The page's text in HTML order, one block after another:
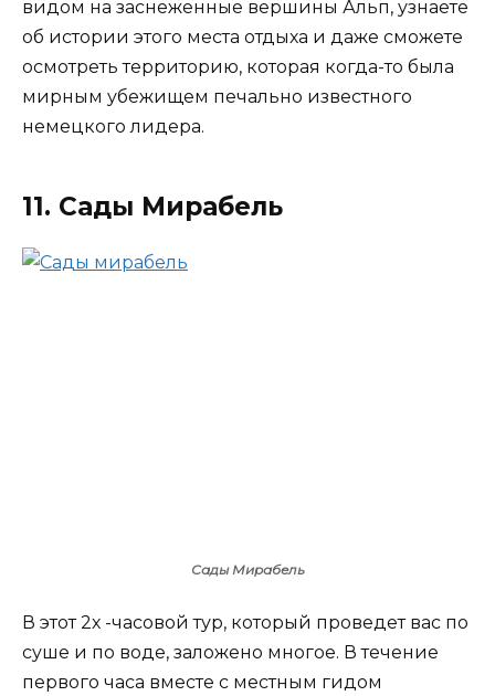
видом на заснеженные вершины Альп, узнаете
об истории этого места отдыха и даже сможете
осмотреть территорию, которая когда-то была
мирным убежищем печально известного
немецкого лидера.
11. Сады Мирабель
Сады Мирабель
В этот 2х -часовой тур, который проведет вас по
суше и по воде, заложено многое. В течение
первого часа вместе с местным гидом